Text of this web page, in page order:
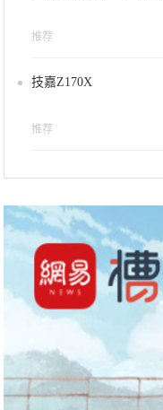
推荐
技嘉Z170X
推荐